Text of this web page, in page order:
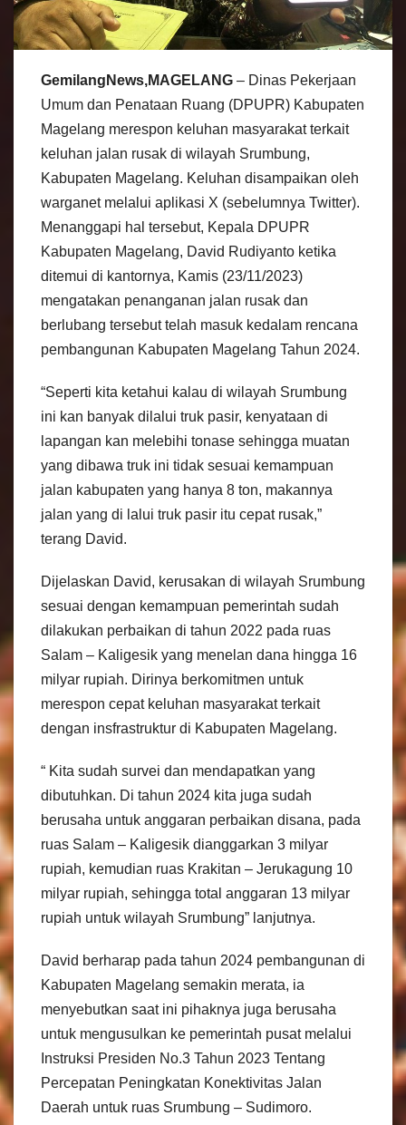
GemilangNews,MAGELANG – Dinas Pekerjaan
Umum dan Penataan Ruang (DPUPR) Kabupaten
Magelang merespon keluhan masyarakat terkait
keluhan jalan rusak di wilayah Srumbung,
Kabupaten Magelang. Keluhan disampaikan oleh
warganet melalui aplikasi X (sebelumnya Twitter).
Menanggapi hal tersebut, Kepala DPUPR
Kabupaten Magelang, David Rudiyanto ketika
ditemui di kantornya, Kamis (23/11/2023)
mengatakan penanganan jalan rusak dan
berlubang tersebut telah masuk kedalam rencana
pembangunan Kabupaten Magelang Tahun 2024.
“Seperti kita ketahui kalau di wilayah Srumbung
ini kan banyak dilalui truk pasir, kenyataan di
lapangan kan melebihi tonase sehingga muatan
yang dibawa truk ini tidak sesuai kemampuan
jalan kabupaten yang hanya 8 ton, makannya
jalan yang di lalui truk pasir itu cepat rusak,”
terang David.
Dijelaskan David, kerusakan di wilayah Srumbung
sesuai dengan kemampuan pemerintah sudah
dilakukan perbaikan di tahun 2022 pada ruas
Salam – Kaligesik yang menelan dana hingga 16
milyar rupiah. Dirinya berkomitmen untuk
merespon cepat keluhan masyarakat terkait
dengan insfrastruktur di Kabupaten Magelang.
“ Kita sudah survei dan mendapatkan yang
dibutuhkan. Di tahun 2024 kita juga sudah
berusaha untuk anggaran perbaikan disana, pada
ruas Salam – Kaligesik dianggarkan 3 milyar
rupiah, kemudian ruas Krakitan – Jerukagung 10
milyar rupiah, sehingga total anggaran 13 milyar
rupiah untuk wilayah Srumbung” lanjutnya.
David berharap pada tahun 2024 pembangunan di
Kabupaten Magelang semakin merata, ia
menyebutkan saat ini pihaknya juga berusaha
untuk mengusulkan ke pemerintah pusat melalui
Instruksi Presiden No.3 Tahun 2023 Tentang
Percepatan Peningkatan Konektivitas Jalan
Daerah untuk ruas Srumbung – Sudimoro.